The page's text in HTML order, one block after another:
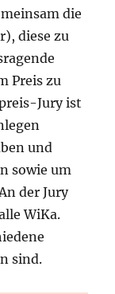
die
diese zu
Preis zu
Jury ist
und
sowie um
der Jury
WiKa.
sind.